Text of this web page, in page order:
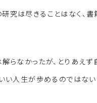
究は尽きることはなく、
らなかったが、とりあえ
い人生が歩めるのではない